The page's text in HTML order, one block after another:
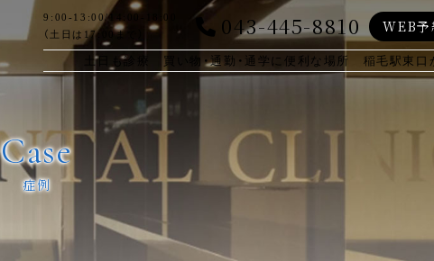
9:00-13:00/14:00-18:00
（土日は17:00まで）
043-445-8810 WEB予
土日も診療 買い物・通勤・通学に便利な場所 稲毛駅東口
Case
症例